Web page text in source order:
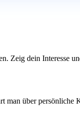
Zeig dein Interesse
man über